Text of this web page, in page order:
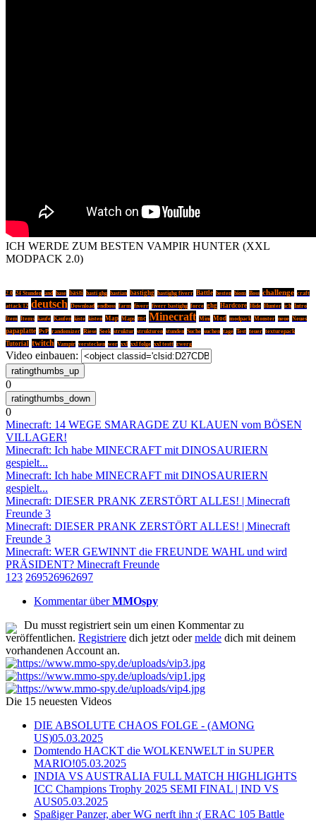
ICH WERDE ZUM BESTEN VAMPIR HUNTER (XXL
MODPACK 2.0)
2.0 24 Stunden and base basti basti ghg bastian bastighg bastighg fiverr Battle besten biom Boss challenge craft
attack 12 deutsch Download endboss farm fiverr fiverr bastighg force ghg Hardcore Hide Hunter ich Intro
Item Items kaufe Kaufen kiste kisten Map Maps mc Minecraft Mini Mod modpack Monster neue Neues
papaplatte PvP randomizer Riese Seek struktur strukturen stunden Suche suchen tage Test teuer texturepack
Tutorial twitch Vampir verstecken wer xxl xxl folge xxl testt zwerg
Video einbauen:
0
0
Minecraft: 14 WEGE SMARAGDE ZU KLAUEN vom BÖSEN
VILLAGER!
Minecraft: Ich habe MINECRAFT mit DINOSAURIERN
gespielt...
Minecraft: Ich habe MINECRAFT mit DINOSAURIERN
gespielt...
Minecraft: DIESER PRANK ZERSTÖRT ALLES! | Minecraft
Freunde 3
Minecraft: DIESER PRANK ZERSTÖRT ALLES! | Minecraft
Freunde 3
Minecraft: WER GEWINNT die FREUNDE WAHL und wird
PRÄSIDENT? Minecraft Freunde
1 23 269526962697
Kommentar überMMOspy
Du musst registriert sein um einen Kommentar zu
veröffentlichen. Registriere dich jetzt odermelde dich mit deinem
vorhandenen Account an.
Die 15 neuesten Videos
DIE ABSOLUTE CHAOS FOLGE - (AMONG
US)05.03.2025
Domtendo HACKT die WOLKENWELT in SUPER
MARIO!05.03.2025
INDIA VS AUSTRALIA FULL MATCH HIGHLIGHTS
ICC Champions Trophy 2025 SEMI FINAL | IND VS
AUS05.03.2025
Spaßiger Panzer, aber WG nerft ihn :( ERAC 105 Battle